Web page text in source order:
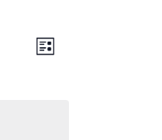
Viste
Evento
Lista